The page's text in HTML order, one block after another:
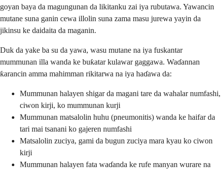
goyan baya da magungunan da likitanku zai iya rubutawa. Yawancin
mutane suna ganin cewa illolin suna zama masu jurewa yayin da
jikinsu ke daidaita da maganin.
Duk da yake ba su da yawa, wasu mutane na iya fuskantar
mummunan illa wanda ke buƙatar kulawar gaggawa. Waɗannan
ƙarancin amma mahimman rikitarwa na iya haɗawa da:
Mummunan halayen shigar da magani tare da wahalar numfashi,
ciwon kirji, ko mummunan kurji
Mummunan matsalolin huhu (pneumonitis) wanda ke haifar da
tari mai tsanani ko gajeren numfashi
Matsalolin zuciya, gami da bugun zuciya mara kyau ko ciwon
kirji
Mummunan halayen fata waɗanda ke rufe manyan wurare na